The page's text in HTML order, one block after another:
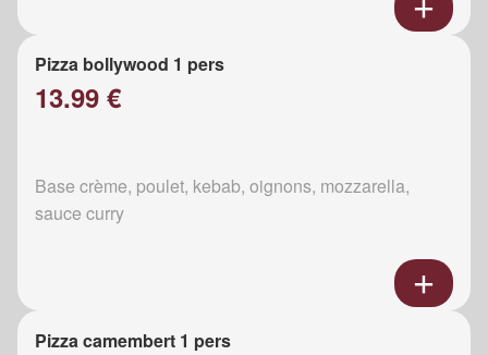
Pizza bollywood 1 pers
13.99 €
Base crème, poulet, kebab, oignons, mozzarella,
sauce curry
Pizza camembert 1 pers